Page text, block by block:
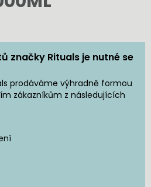
značky Rituals je nutné se
prodáváme výhradně formou
zákazníkům z následujících